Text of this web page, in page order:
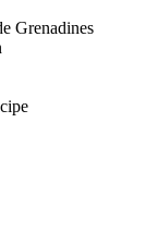
Grenadines